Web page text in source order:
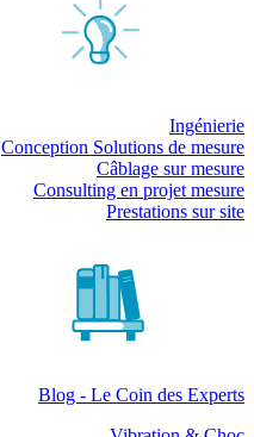
Ingénierie
Conception Solutions de mesure
Câblage sur mesure
Consulting en projet mesure
Prestations sur site
Blog - Le Coin des Experts